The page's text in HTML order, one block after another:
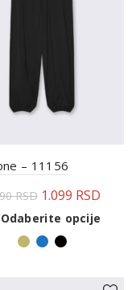
– 11156
RSD 1.099 RSD
Odaberite opcije